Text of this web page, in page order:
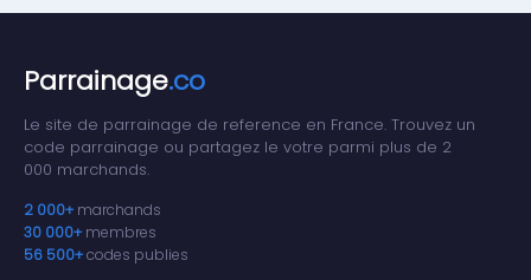
Parrainage.co
Le site de parrainage de reference en France. Trouvez un
code parrainage ou partagez le votre parmi plus de 2
000 marchands.
2 000+ marchands
30 000+ membres
56 500+codes publies